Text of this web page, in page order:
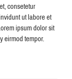
consetetur
ut labore et
ipsum dolor sit
eirmod tempor.